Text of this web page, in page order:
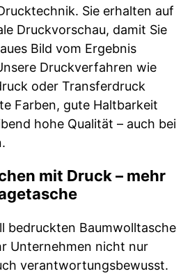
Sie erhalten auf
Druckvorschau, damit Sie
Bild vom Ergebnis
Druckverfahren wie
oder Transferdruck
Farben, gute Haltbarkeit
hohe Qualität – auch bei
mit Druck – mehr
bedruckten Baumwolltasche
Unternehmen nicht nur
verantwortungsbewusst.